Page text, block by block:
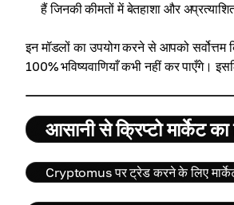
हैं जिनकी कीमतों में बेतहाशा और
इन मॉडलों का उपयोग करने से आपको सर्वोत्तम
100% भविष्यवाणियाँ कभी नहीं कर पाएँगे।
आसानी से क्रिप्टो मार्केट
Cryptomus पर ट्रेड करने के लिए